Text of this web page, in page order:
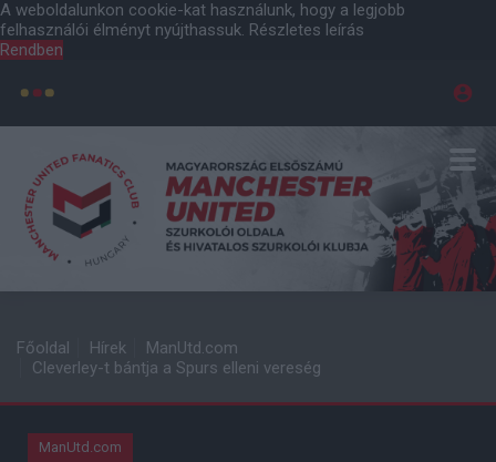
A weboldalunkon cookie-kat használunk, hogy a legjobb
felhasználói élményt nyújthassuk. Részletes leírás
Rendben
Főoldal Hírek
ManUtd.com
Cleverley-t bántja a Spurs elleni vereség
ManUtd.com